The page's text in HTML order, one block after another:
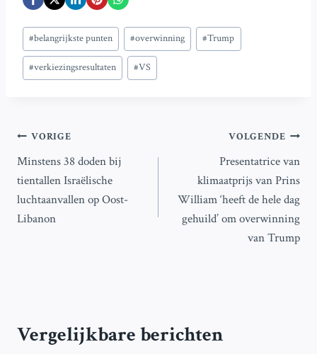
Bericht
tags:
#belangrijkste punten #overwinning #Trump
#verkiezingsresultaten #VS
Bericht
navigatie
VORIGE
Minstens 38 doden bij
tientallen Israëlische
luchtaanvallen op Oost-
Libanon
VOLGENDE
Presentatrice van
klimaatprijs van Prins
William ‘heeft de hele dag
gehuild’ om overwinning
van Trump
Vergelijkbare berichten